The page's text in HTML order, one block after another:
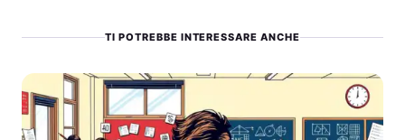
TI POTREBBE INTERESSARE ANCHE